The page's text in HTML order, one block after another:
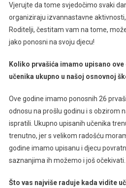
Vjerujte da tome svjedočimo svaki
organiziraju izvannastavne aktivnosti,
Roditelji, čestitam vam na tome,
jako ponosni na svoju djecu!
Koliko prvašića imamo upisano
učenika ukupno u našoj osnovnoj
Ove godine imamo ponosnih 26
odnosu na prošlu godinu i s obzirom
ispratili. Ukupno upisanih učenika
trenutno, jer s velikom radošću
godine imamo upisanu i djecu
saznanjima ih možemo i još očekivati.
Što vas najviše raduje kada vidite